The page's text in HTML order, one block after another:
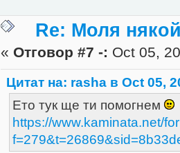
Re: Моля
« Отговор #7 -: Oct 05,
Цитат на: rasha в Oct 05,
Ето тук ще ти помогнем
https://www.kaminata.net/